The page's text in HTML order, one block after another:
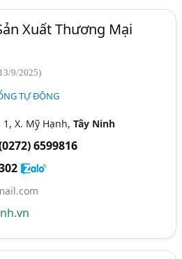
Xuất Thương Mại
9/2025)
TỰ ĐỘNG
X. Mỹ Hạnh,Tây Ninh
6599816